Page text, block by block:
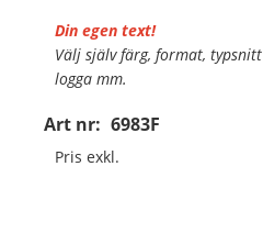
Art nr: 6983F
Din egen text!
Välj själv färg, format,
logga mm.
Material:Självhäftande folie
Mått:210x297mm (eller
Pris exkl.